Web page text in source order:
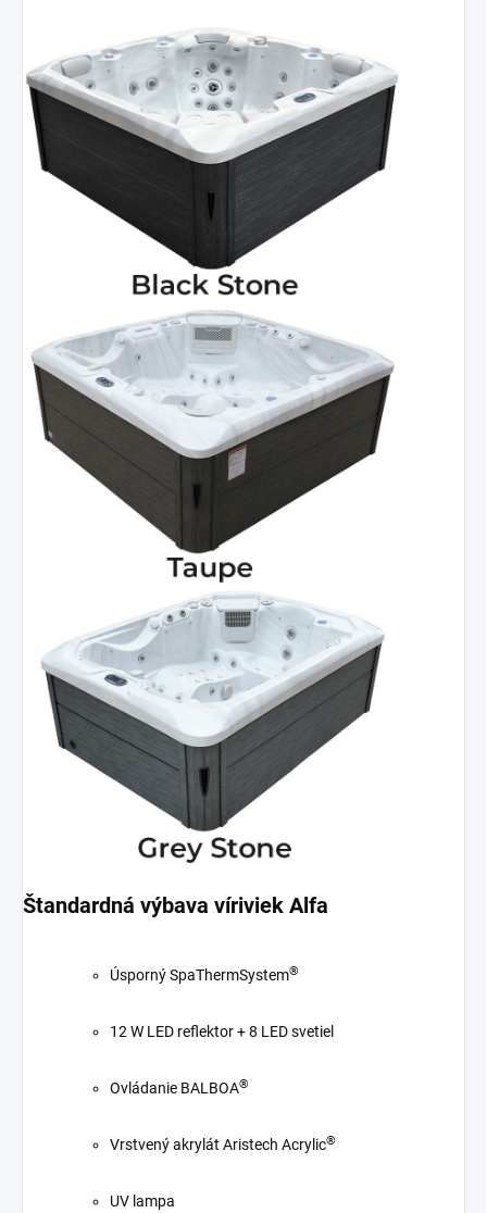
Štandardná výbava víriviek Alfa
Úsporný SpaThermSystem®
12 W LED reflektor + 8 LED svetiel
Ovládanie BALBOA®
Vrstvený akrylát Aristech Acrylic®
UV lampa